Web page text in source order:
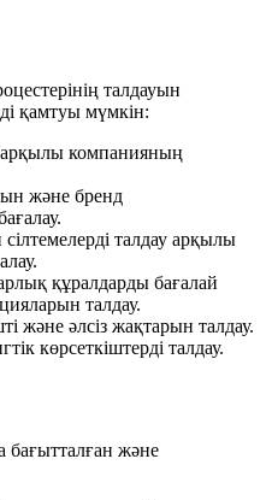
талдауын
қамтуы мүмкін:
компанияның
және бренд
талдау арқылы
құралдарды бағалай
талдау.
және әлсіз жақтарын талдау.
көрсеткіштерді талдау.
бағытталған және